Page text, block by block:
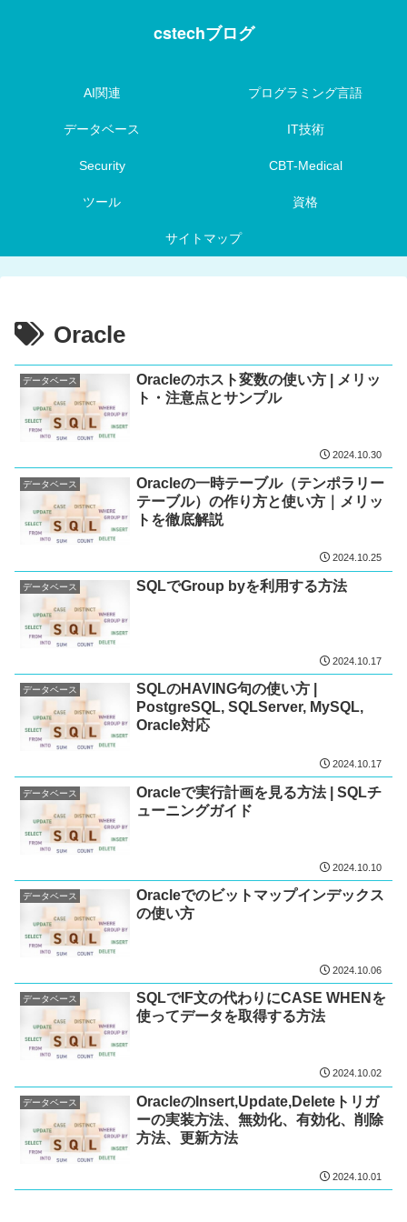
cstechブログ
AI関連 プログラミング言語
データベース IT技術
Security CBT-Medical
ツール 資格
サイトマップ
Oracle
データベース
Oracleのホスト変数の使い方 | メリッ
ト・注意点とサンプル
2024.10.30
データベース
Oracleの一時テーブル（テンポラリー
テーブル）の作り方と使い方｜メリッ
トを徹底解説
2024.10.25
データベース SQLでGroup byを利用する方法
2024.10.17
データベース
SQLのHAVING句の使い方 |
PostgreSQL, SQLServer, MySQL,
Oracle対応
2024.10.17
データベース
Oracleで実行計画を見る方法 | SQLチ
ューニングガイド
2024.10.10
データベース
Oracleでのビットマップインデックス
の使い方
2024.10.06
データベース
SQLでIF文の代わりにCASE WHENを
使ってデータを取得する方法
2024.10.02
データベース
OracleのInsert,Update,Deleteトリガ
ーの実装方法、無効化、有効化、削除
方法、更新方法
2024.10.01